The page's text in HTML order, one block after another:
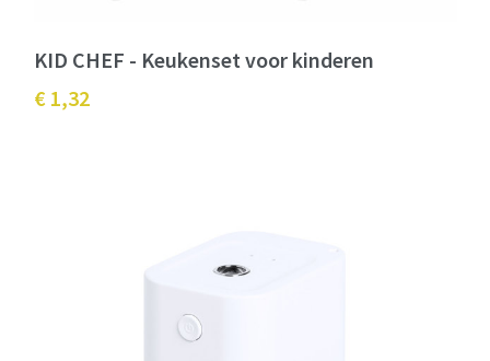
KID CHEF - Keukenset voor kinderen
€ 1,32